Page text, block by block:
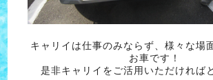
キャリイは仕事のみならず、様々な場
お車です！
是非キャリイをご活用いただければ